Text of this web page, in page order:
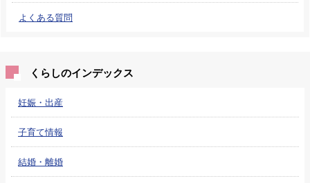
よくある質問
くらしのインデックス
妊娠・出産
子育て情報
結婚・離婚